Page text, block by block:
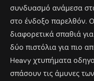
συνδυασμό ανάμεσα
στο ένδοξο παρελθόν.
διαφορετικά σπαθιά
δύο πιστόλια για πιο
Heavy χτυπήματα
σπάσουν τις άμυνες